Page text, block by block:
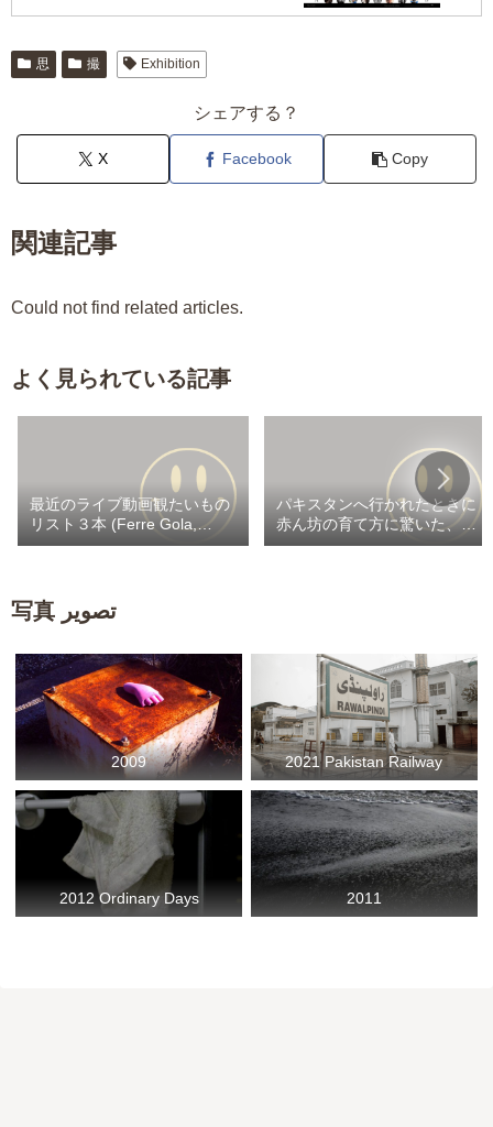
思 撮 Exhibition
シェアする？
X Facebook Copy
関連記事
Could not find related articles.
よく見られている記事
最近のライブ動画観たいもの
リスト３本 (Ferre Gola,
Heritier Watanabe,
パキスタンへ行かれたときに
赤ん坊の育て方に驚いた、と
ありました。それについて詳
写真 تصویر
2009 2021 Pakistan Railway
2012 Ordinary Days 2011